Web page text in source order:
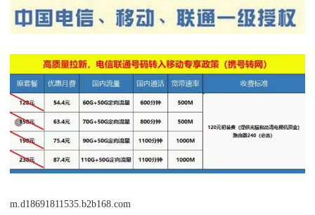
m.d18691811535.b2b168.com